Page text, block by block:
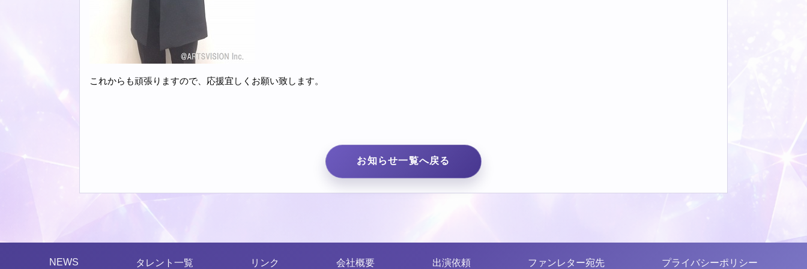
これからも頑張りますので、応援宜しくお願い致します。
お知らせ一覧へ戻る
NEWS タレント一覧 リンク 会社概要 出演依頼 ファンレター宛先 プライバシーポリシー